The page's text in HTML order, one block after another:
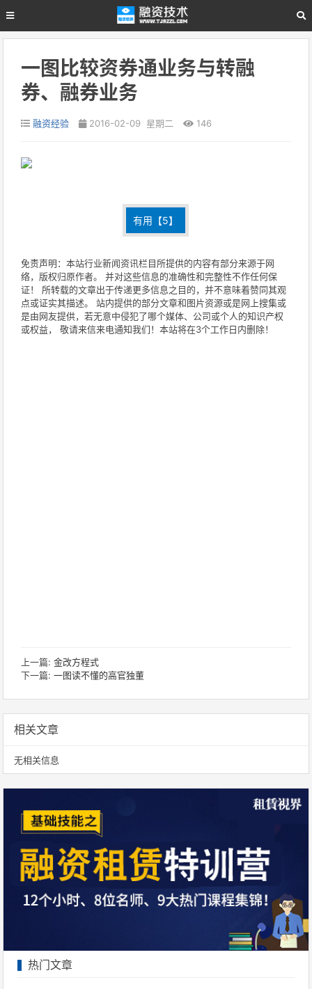
一图比较资券通业务与转融
券、融券业务
融资经验 2016-02-09 星期二 146
有用【5】
免责声明：本站行业新闻资讯栏目所提供的内容有部分来源于网
络，版权归原作者。 并对这些信息的准确性和完整性不作任何保
证！ 所转载的文章出于传递更多信息之目的，并不意味着赞同其观
点或证实其描述。 站内提供的部分文章和图片资源或是网上搜集或
是由网友提供，若无意中侵犯了哪个媒体、公司或个人的知识产权
或权益， 敬请来信来电通知我们！本站将在3个工作日内删除！
上一篇:金改方程式
下一篇:一图读不懂的高官独董
相关文章
无相关信息
热门文章